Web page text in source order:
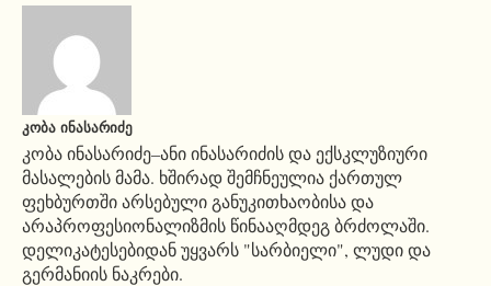
ᲙᲝᲑᲐ ᲘᲜᲐᲡᲐᲠᲘᲫᲔ
კობა ინასარიძე–ანი ინასარიძის და ექსკლუზიური
მასალების მამა. ხშირად შემჩნეულია ქართულ
ფეხბურთში არსებული განუკითხაობისა და
არაპროფესიონალიზმის წინააღმდეგ ბრძოლაში.
დელიკატესებიდან უყვარს "სარბიელი", ლუდი და
გერმანიის ნაკრები.